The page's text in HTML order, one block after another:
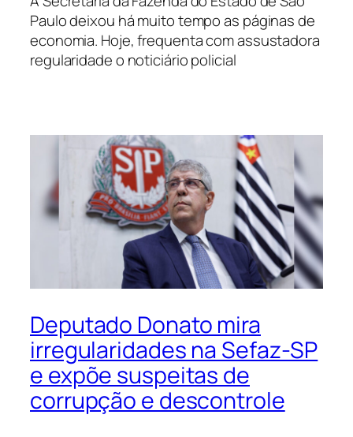
Paulo deixou há muito tempo as páginas de
economia. Hoje, frequenta com assustadora
regularidade o noticiário policial
Deputado Donato mira
irregularidades na Sefaz-SP
e expõe suspeitas de
corrupção e descontrole